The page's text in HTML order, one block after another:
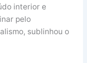
interior e
pelo
sublinhou o